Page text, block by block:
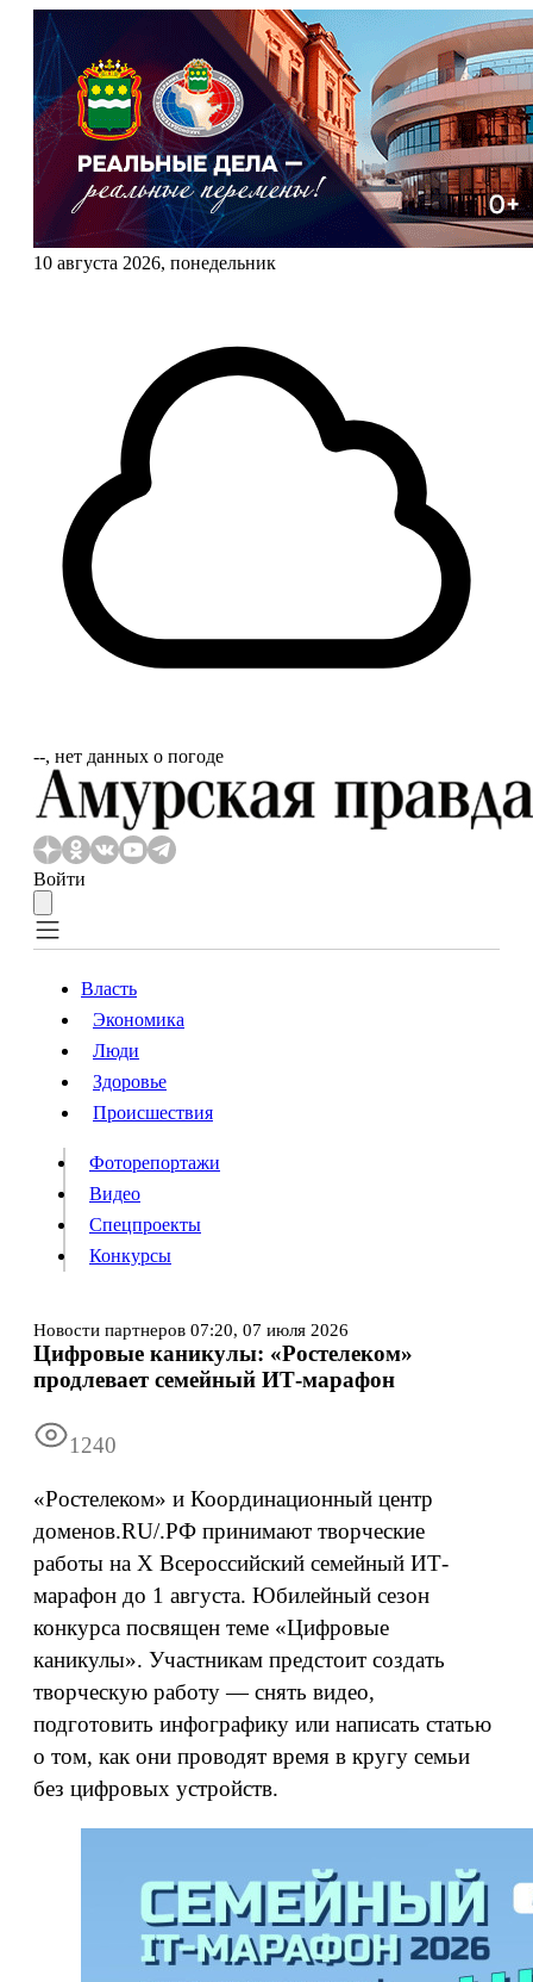
10 августа 2026, понедельник
‐‐, нет данных о погоде
Войти
Власть
Происшествия
Видео
Конкурсы
Информация Все новости
Власть
Экономика
Люди
Здоровье
Происшествия
Фоторепортажи
Видео
Спецпроекты
Конкурсы
Новости партнеров 07:20, 07 июля 2026
Цифровые каникулы: «Ростелеком»
продлевает семейный ИТ-марафон
1240
«Ростелеком» и Координационный центр
доменов.RU/.РФ принимают творческие
работы на X Всероссийский семейный ИТ-
марафон до 1 августа. Юбилейный сезон
конкурса посвящен теме «Цифровые
каникулы». Участникам предстоит создать
творческую работу — снять видео,
подготовить инфографику или написать статью
о том, как они проводят время в кругу семьи
без цифровых устройств.